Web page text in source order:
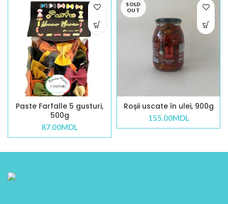
Paste Farfalle 5 gusturi,
500g
87.00MDL
SOLD
OUT
Roșii uscate în ulei, 900g
155.00MDL